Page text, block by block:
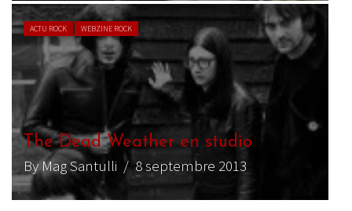
ACTU ROCK WEBZINE ROCK
The Dead Weather en studio
By Mag Santulli / 8 septembre 2013